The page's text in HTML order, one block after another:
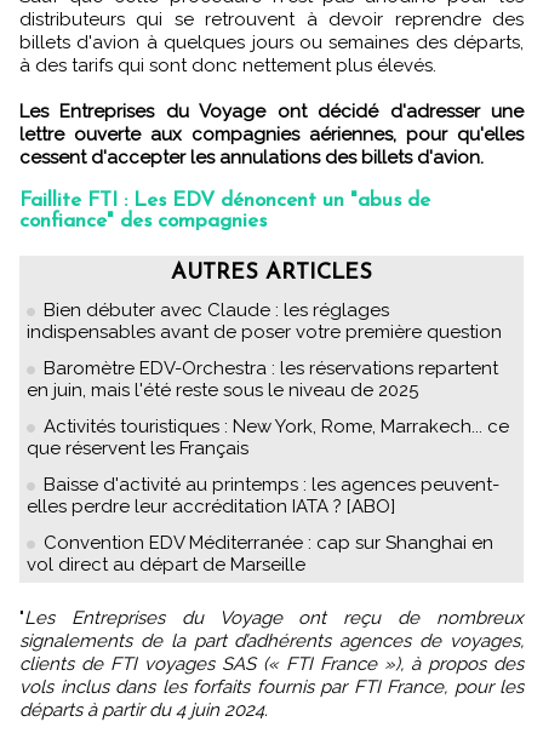
distributeurs qui se retrouvent à devoir reprendre des
billets d'avion à quelques jours ou semaines des départs,
à des tarifs qui sont donc nettement plus élevés.
Les Entreprises du Voyage ont décidé d'adresser une
lettre ouverte aux compagnies aériennes, pour qu'elles
cessent d'accepter les annulations des billets d'avion.
Faillite FTI : Les EDV dénoncent un "abus de
confiance" des compagnies
AUTRES ARTICLES
Bien débuter avec Claude : les réglages
indispensables avant de poser votre première question
Baromètre EDV-Orchestra : les réservations repartent
en juin, mais l'été reste sous le niveau de 2025
Activités touristiques : New York, Rome, Marrakech... ce
que réservent les Français
Baisse d'activité au printemps : les agences peuvent-
elles perdre leur accréditation IATA ? [ABO]
Convention EDV Méditerranée : cap sur Shanghai en
vol direct au départ de Marseille
"Les Entreprises du Voyage ont reçu de nombreux
signalements de la part d’adhérents agences de voyages,
clients de FTI voyages SAS (« FTI France »), à propos des
vols inclus dans les forfaits fournis par FTI France, pour les
départs à partir du 4 juin 2024.